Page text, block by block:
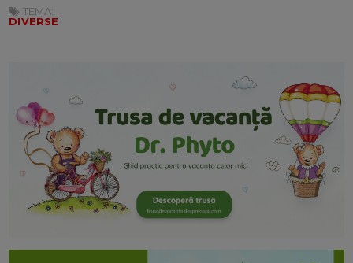
TEMA:
DIVERSE